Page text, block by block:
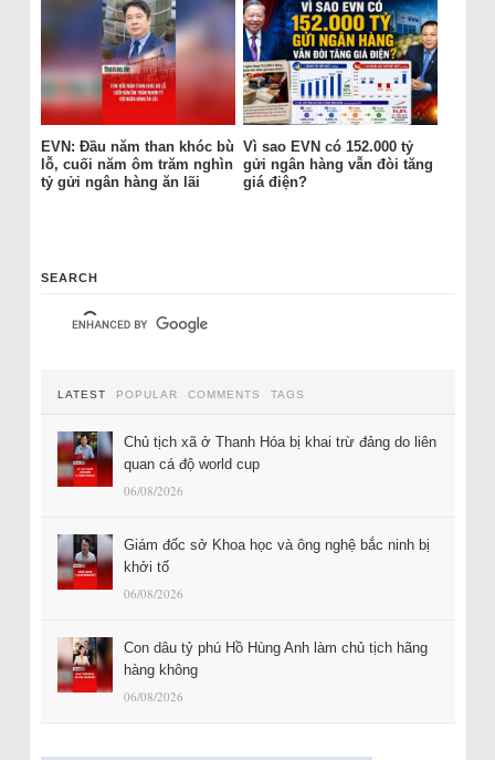
EVN: Đầu năm than khóc bù
lỗ, cuối năm ôm trăm nghìn
tỷ gửi ngân hàng ăn lãi
Vì sao EVN có 152.000 tỷ
gửi ngân hàng vẫn đòi tăng
giá điện?
SEARCH
LATEST POPULAR COMMENTS TAGS
Chủ tịch xã ở Thanh Hóa bị khai trừ đảng do liên
quan cá độ world cup
06/08/2026
Giám đốc sở Khoa học và ông nghệ bắc ninh bị
khởi tố
06/08/2026
Con dâu tỷ phú Hồ Hùng Anh làm chủ tịch hãng
hàng không
06/08/2026